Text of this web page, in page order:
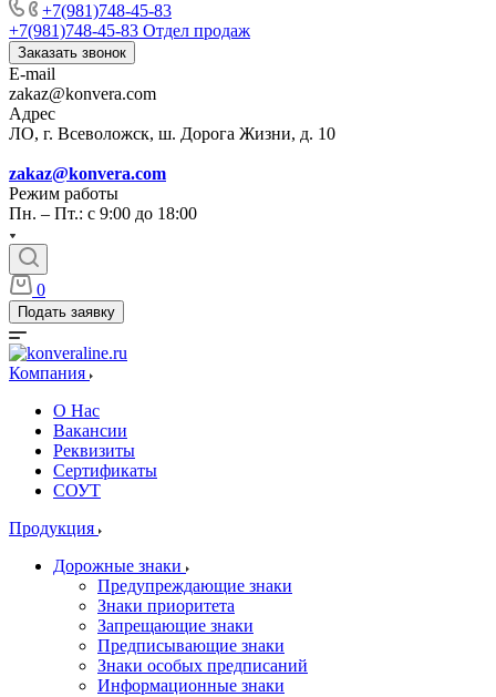
+7(981)748-45-83
+7(981)748-45-83 Отдел продаж
Заказать звонок
E-mail
zakaz@konvera.com
Адрес
ЛО, г. Всеволожск, ш. Дорога Жизни, д. 10
zakaz@konvera.com
Режим работы
Пн. – Пт.: с 9:00 до 18:00
0
Подать заявку
Компания
О Нас
Вакансии
Реквизиты
Сертификаты
СОУТ
Продукция
Дорожные знаки
Предупреждающие знаки
Знаки приоритета
Запрещающие знаки
Предписывающие знаки
Знаки особых предписаний
Информационные знаки